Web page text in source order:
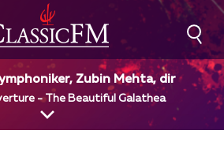
Zubin Mehta, dir
- The Beautiful Galathea